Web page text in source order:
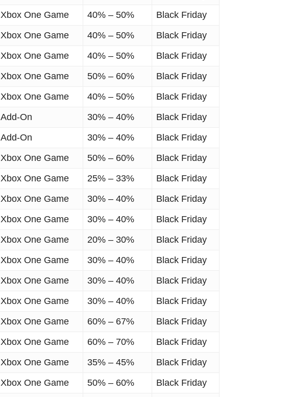
Xbox One Game 40% – 50%
Black Friday
Xbox One Game 40% – 50%
Black Friday
Xbox One Game 40% – 50%
Black Friday
Xbox One Game 50% – 60%
Black Friday
Xbox One Game 40% – 50%
Black Friday
Add-On 30% – 40%
Black Friday
Add-On 30% – 40%
Black Friday
Xbox One Game 50% – 60%
Black Friday
Xbox One Game 25% – 33%
Black Friday
Xbox One Game 30% – 40%
Black Friday
Xbox One Game 30% – 40%
Black Friday
Xbox One Game 20% – 30%
Black Friday
Xbox One Game 30% – 40%
Black Friday
Xbox One Game 30% – 40%
Black Friday
Xbox One Game 30% – 40%
Black Friday
Xbox One Game 60% – 67%
Black Friday
Xbox One Game 60% – 70%
Black Friday
Xbox One Game 35% – 45%
Black Friday
Xbox One Game 50% – 60%
Black Friday